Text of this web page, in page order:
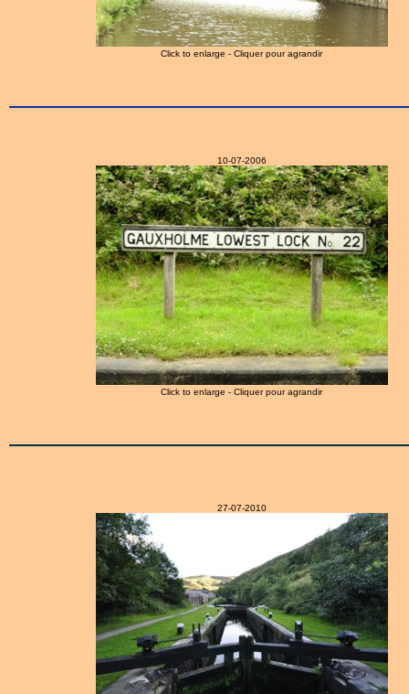
Click to enlarge - Cliquer pour agrandir
10-07-2006
Click to enlarge - Cliquer pour agrandir
27-07-2010